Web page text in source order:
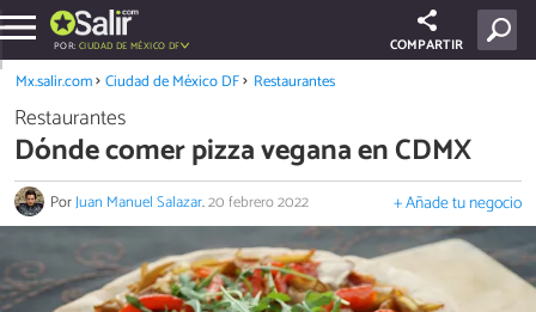
POR: CIUDAD DE MÉXICO DF COMPARTIR
Mx.salir.com Ciudad de México DF Restaurantes
Restaurantes
Dónde comer pizza vegana en CDMX
PorJuan Manuel Salazar.20 febrero 2022 + Añade tu negocio